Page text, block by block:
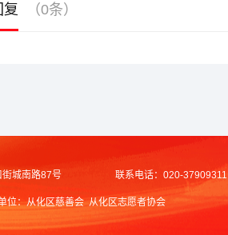
复 （0条）
城南路87号 联系电话： 020-37909311
位：从化区慈善会 从化区志愿者协会